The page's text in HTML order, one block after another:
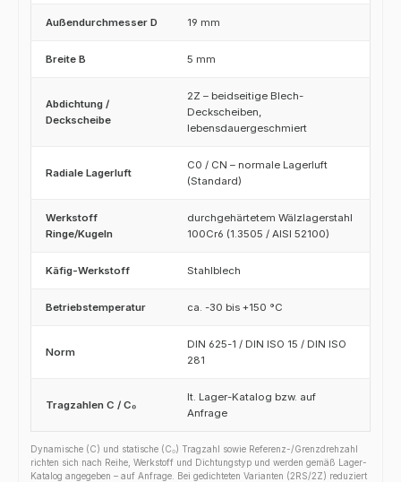
Außendurchmesser D 19 mm
Breite B 5 mm
Abdichtung /
Deckscheibe
2Z – beidseitige Blech-
Deckscheiben,
lebensdauergeschmiert
Radiale Lagerluft
C0 / CN – normale Lagerluft
(Standard)
Werkstoff
Ringe/Kugeln
durchgehärtetem Wälzlagerstahl
100Cr6 (1.3505 / AISI 52100)
Käfig-Werkstoff Stahlblech
Betriebstemperatur ca. -30 bis +150 °C
Norm
DIN 625-1 / DIN ISO 15 / DIN ISO
281
Tragzahlen C / C₀
lt. Lager-Katalog bzw. auf
Anfrage
Dynamische (C) und statische (C₀) Tragzahl sowie Referenz-/Grenzdrehzahl
richten sich nach Reihe, Werkstoff und Dichtungstyp und werden gemäß Lager-
Katalog angegeben – auf Anfrage. Bei gedichteten Varianten (2RS/2Z) reduziert